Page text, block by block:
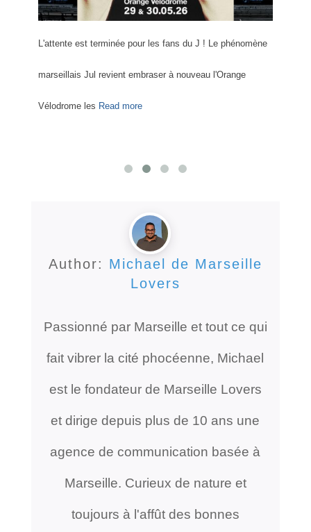
L'attente est terminée pour les fans du J ! Le phénomène
marseillais Jul revient embraser à nouveau l'Orange
Vélodrome les Read more
Author: Michael de Marseille
Lovers
Passionné par Marseille et tout ce qui
fait vibrer la cité phocéenne, Michael
est le fondateur de Marseille Lovers
et dirige depuis plus de 10 ans une
agence de communication basée à
Marseille. Curieux de nature et
toujours à l'affût des bonnes